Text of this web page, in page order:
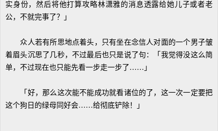
实身份，然后将他打算攻略林潇雅的消息透露给她儿子或者老
公，不就完事了？」
众人若有所思地点着头，只有坐在念信人对面的一个男子皱
着眉头沉思了几秒，不过最后也只是说了句：「我觉得没这么简
单，不过现在也只能先看一步走一步了……」
「好，那么这次能不能成功就看诸位的了，这一次一定要把
这个狗日的绿母同好会……给彻底铲除！」